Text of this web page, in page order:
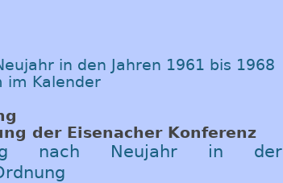
in den Jahren 1961 bis 1968
im Kalender
der Ei­se­n­a­cher Kon­fe­renz
nach Neujahr in der